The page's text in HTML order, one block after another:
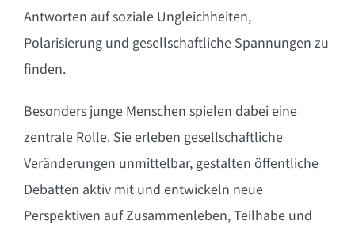
Antworten auf soziale Ungleichheiten,
Polarisierung und gesellschaftliche Spannungen zu
finden.
Besonders junge Menschen spielen dabei eine
zentrale Rolle. Sie erleben gesellschaftliche
Veränderungen unmittelbar, gestalten öffentliche
Debatten aktiv mit und entwickeln neue
Perspektiven auf Zusammenleben, Teilhabe und